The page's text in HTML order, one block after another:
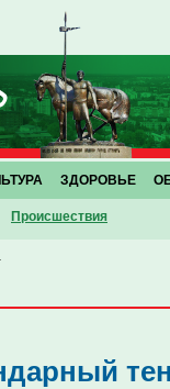
Проиcшествия
ЗДОРОВЬЕ